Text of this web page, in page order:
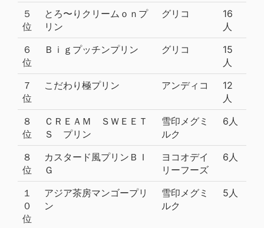
５
位
とろ〜りクリームｏｎプ
リン
グリコ
16
人
６
位
Ｂｉｇプッチンプリン グリコ
15
人
７
位
こだわり極プリン アンディコ
12
人
８
位
ＣＲＥＡＭ ＳＷＥＥＴ
Ｓ プリン
雪印メグミ
ルク
6人
８
位
カスタード風プリンＢＩ
Ｇ
ヨコオデイ
リーフーズ
6人
１
０
位
アジア茶房マンゴープリ
ン
雪印メグミ
ルク
5人